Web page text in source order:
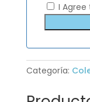
I
Categoría: